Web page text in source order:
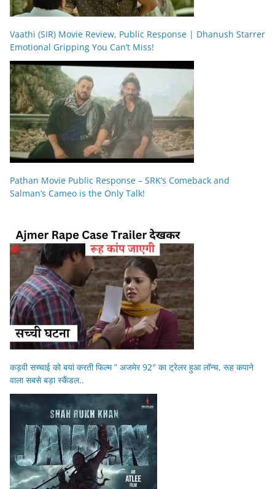
Vaathi (SIR) Movie Review, Public Response | Dhanush Starrer
Emotional Gripping You Can’t Miss!
Pathan Movie Public Response – SRK’s Comeback and
Salman’s Cameo is the Only Talk!
कड़वी सच्चाई को बयां करती फिल्म ” अजमेर 92″ का ट्रेलर हुआ लॉन्च, रूह कपाने
वाला सबसे बड़ा स्कैंडल..